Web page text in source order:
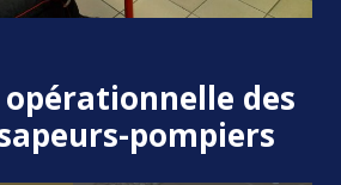
des
pompiers